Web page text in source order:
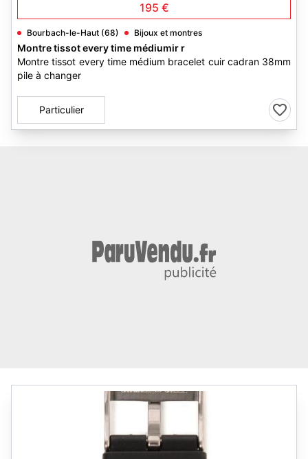
195 €
Bourbach-le-Haut (68) Bijoux et montres
Montre tissot every time médiumir r
Montre tissot every time médium bracelet cuir cadran 38mm
pile à changer
Particulier